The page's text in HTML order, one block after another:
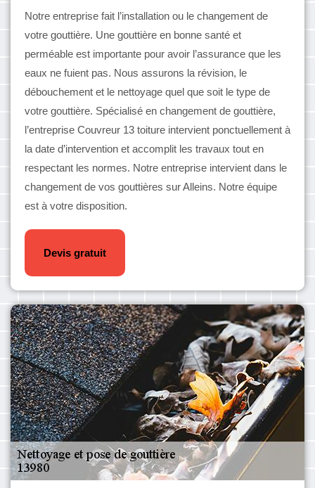
Notre entreprise fait l’installation ou le changement de
votre gouttière. Une gouttière en bonne santé et
perméable est importante pour avoir l’assurance que les
eaux ne fuient pas. Nous assurons la révision, le
débouchement et le nettoyage quel que soit le type de
votre gouttière. Spécialisé en changement de gouttière,
l’entreprise Couvreur 13 toiture intervient ponctuellement à
la date d’intervention et accomplit les travaux tout en
respectant les normes. Notre entreprise intervient dans le
changement de vos gouttières sur Alleins. Notre équipe
est à votre disposition.
Devis gratuit